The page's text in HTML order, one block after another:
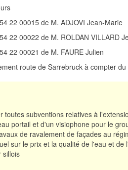
22 00015 de M. ADJOVI Jean-Marie
22 00022 de M. ROLDAN VILLARD
22 00021 de M. FAURE Julien
route de Sarrebruck à compter
toutes subventions relatives à
portail et d'un visiophone pour le
de ravalement de façades au
sur le prix et la qualité de l'eau et de
sillois